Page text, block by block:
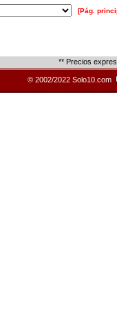
[Pág.
** Precios
© 2002/2022 Solo10.com